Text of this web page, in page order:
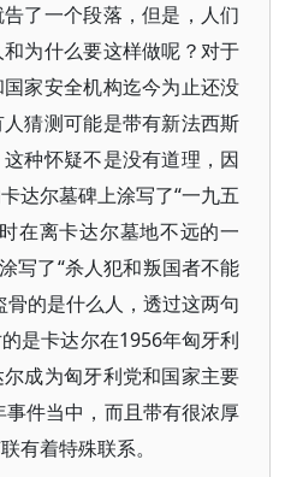
了一个段落，但是，人们
为什么要这样做呢？对于
家安全机构迄今为止还没
猜测可能是带有新法西斯
种怀疑不是没有道理，因
达尔墓碑上涂写了“一九五
在离卡达尔墓地不远的一
写了“杀人犯和叛国者不能
骨的是什么人，透过这两句
是卡达尔在1956年匈牙利
成为匈牙利党和国家主要
件当中，而且带有很浓厚
有着特殊联系。